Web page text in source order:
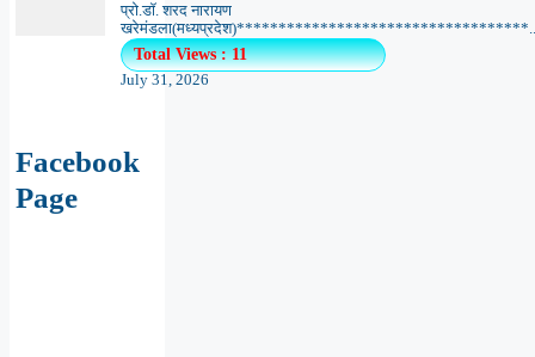
प्रो.डॉ. शरद नारायण
Total Views : 11
July 31, 2026
Facebook
Page